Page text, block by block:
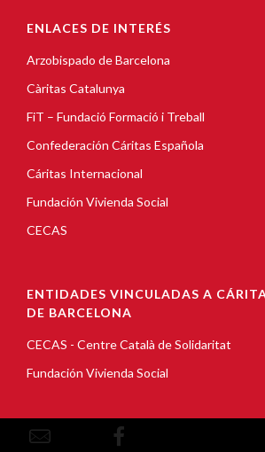
ENLACES DE INTERÉS
Arzobispado de Barcelona
Càritas Catalunya
FiT – Fundació Formació i Treball
Confederación Cáritas Española
Cáritas Internacional
Fundación Vivienda Social
CECAS
ENTIDADES VINCULADAS A
DE BARCELONA
CECAS - Centre Català de Solidaritat
Fundación Vivienda Social